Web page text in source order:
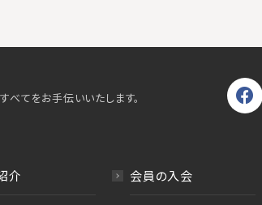
べてをお手伝いいたします。
介 会員の入会